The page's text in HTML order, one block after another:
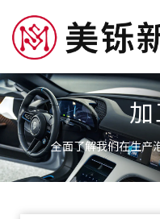
全面了解我们在生产